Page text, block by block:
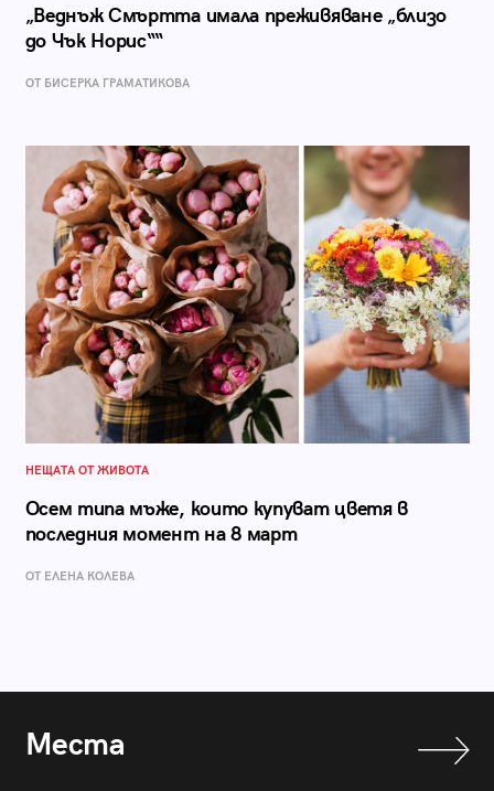
„Веднъж Смъртта имала преживяване „близо
до Чък Норис““
ОТ БИСЕРКА ГРАМАТИКОВА
НЕЩАТА ОТ ЖИВОТА
Осем типа мъже, които купуват цветя в
последния момент на 8 март
ОТ ЕЛЕНА КОЛЕВА
Места